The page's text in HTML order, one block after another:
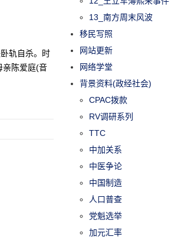
轨自杀。时
亲陈爱庭(音
13_南方周末风波
移民写照
网站更新
网络学堂
背景资料(政经社会)
CPAC拨款
RV调研系列
TTC
中加关系
中医争论
中国制造
人口普查
党魁选举
加元汇率